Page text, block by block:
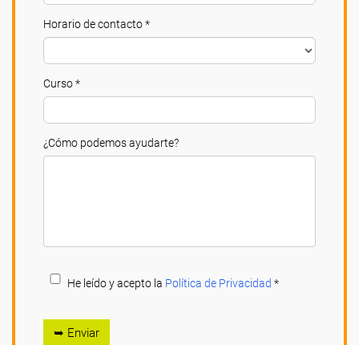
Horario de contacto *
Curso *
¿Cómo podemos ayudarte?
He leído y acepto la Política de Privacidad *
➥ Enviar